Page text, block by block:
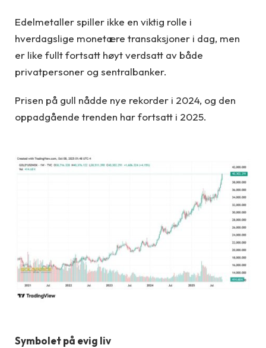
Edelmetaller spiller ikke en viktig rolle i
hverdagslige monetære transaksjoner i dag, men
er like fullt fortsatt høyt verdsatt av både
privatpersoner og sentralbanker.
Prisen på gull nådde nye rekorder i 2024, og den
oppadgående trenden har fortsatt i 2025.
Symbolet på evig liv